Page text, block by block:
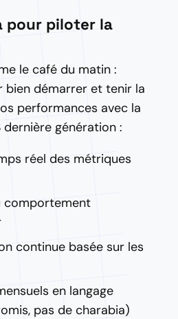
pour piloter la
le café du matin :
bien démarrer et tenir la
performances avec la
dernière génération :
réel des métriques
comportement
continue basée sur les
en langage
pas de charabia)